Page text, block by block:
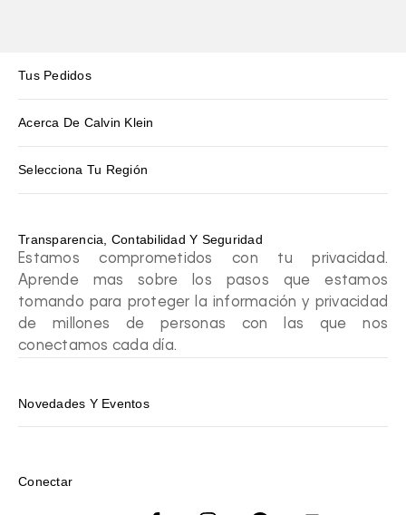
Tus Pedidos
Acerca De Calvin Klein
Selecciona Tu Región
Transparencia, Contabilidad Y Seguridad
Estamos comprometidos con tu privacidad.
Aprende mas sobre los pasos que estamos
tomando para proteger la información y privacidad
de millones de personas con las que nos
conectamos cada día.
Novedades Y Eventos
Conectar